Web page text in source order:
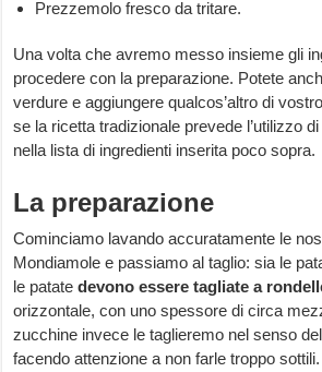
Prezzemolo fresco da tritare.
Una volta che avremo messo insieme gli
procedere con la preparazione. Potete
verdure e aggiungere qualcos’altro di
se la ricetta tradizionale prevede l’utilizzo
nella lista di ingredienti inserita poco sopra.
La preparazione
Cominciamo lavando accuratamente le
Mondiamole e passiamo al taglio: sia le
le patatedevono essere tagliate a
orizzontale, con uno spessore di circa
zucchine invece le taglieremo nel senso
facendo attenzione a non farle troppo